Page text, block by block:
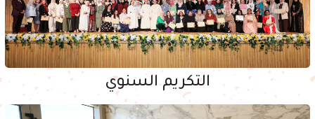
التكريم السنوي